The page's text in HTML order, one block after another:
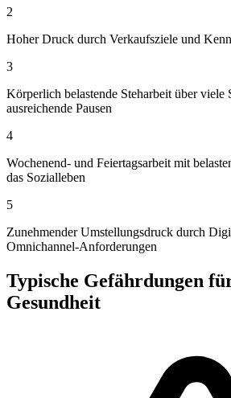
2
Hoher Druck durch Verkaufsziele und
3
Körperlich belastende Steharbeit über viele
ausreichende Pausen
4
Wochenend- und Feiertagsarbeit mit
das Sozialleben
5
Zunehmender Umstellungsdruck durch
Omnichannel-Anforderungen
Typische Gefährdungen
Gesundheit